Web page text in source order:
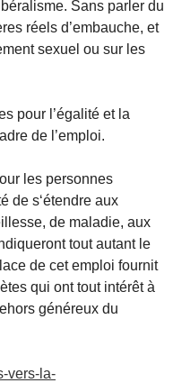
Sans parler du
réels d’embauche, et
sexuel ou sur les
pour l’égalité et la
de l’emploi.
les personnes
de s‘étendre aux
de maladie, aux
tout autant le
de cet emploi fournit
qui ont tout intérêt à
généreux du
vers-la-